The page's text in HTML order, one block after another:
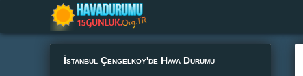
İstanbul Çengelköy'de Hava Durumu